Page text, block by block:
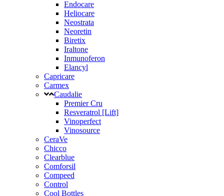
Endocare
Heliocare
Neostrata
Neoretin
Biretix
Iraltone
Inmunoferon
Elancyl
Capricare
Carmex
Caudalie
Premier Cru
Resveratrol [Lift]
Vinoperfect
Vinosource
CeraVe
Chicco
Clearblue
Comforsil
Compeed
Control
Cool Bottles